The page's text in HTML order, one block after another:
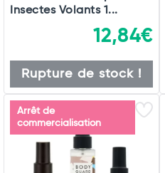
Insectes Volants 1...
12,84€
Rupture de stock !
Arrêt de
commercialisation